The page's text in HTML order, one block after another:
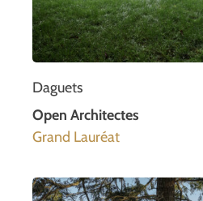
Daguets
Open Architectes
Grand Lauréat